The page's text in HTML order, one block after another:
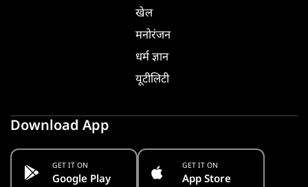
खेल
मनोरंजन
धर्म ज्ञान
यूटीलिटी
Download App
GET IT ON
Google Play
GET IT ON
App Store